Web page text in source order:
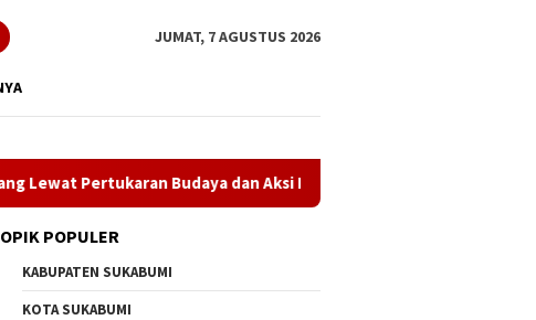
JUMAT, 7 AGUSTUS 2026
Budaya dan Aksi Peduli Lingkungan
POPULER
KABUPATEN SUKABUMI
KOTA SUKABUMI